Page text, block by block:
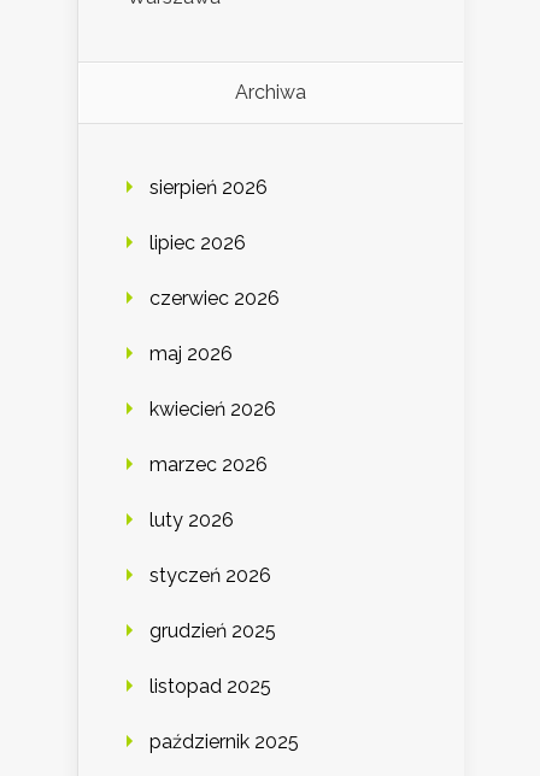
Archiwa
sierpień 2026
lipiec 2026
czerwiec 2026
maj 2026
kwiecień 2026
marzec 2026
luty 2026
styczeń 2026
grudzień 2025
listopad 2025
październik 2025